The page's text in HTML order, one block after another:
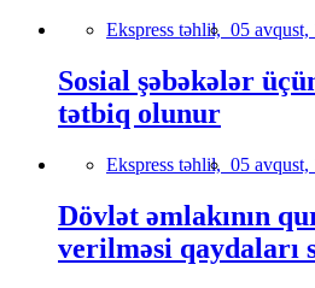
Ekspress təhlil, 05 avqust,
Sosial şəbəkələr
tətbiq olunur
Ekspress təhlil, 05 avqust,
Dövlət əmlakının
verilməsi qaydaları